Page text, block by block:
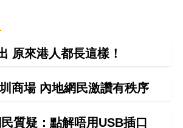
原來港人都長這樣！
商場 內地網民激讚有秩序
質疑：點解唔用USB插口